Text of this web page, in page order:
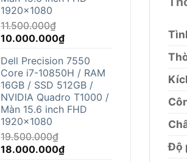
1920x1080
11.500.000₫
Giá
là:
11.500.000₫.
10.000.000₫Giá
tại
là:
10.000.000₫.
Dell Precision 7550
Core i7-10850H / RAM
16GB / SSD 512GB /
NVIDIA Quadro T1000 /
Màn 15.6 inch FHD
1920x1080
19.500.000₫
Giá
18.000.000₫Giá
Độ